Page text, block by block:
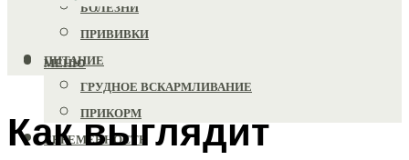
БОЛЕЗНИ
ПРИВИВКИ
ПИТАНИЕ
ГРУДНОЕ ВСКАРМЛИВАНИЕ
ПРИКОРМ
БЕРЕМЕННОСТЬ
МЕНЮ
Как выглядит